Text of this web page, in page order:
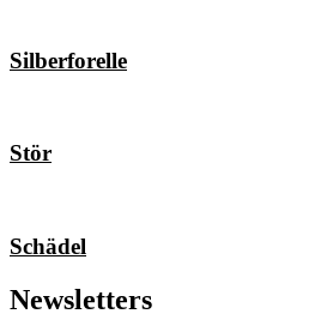
Silberforelle
Stör
Schädel
Newsletters